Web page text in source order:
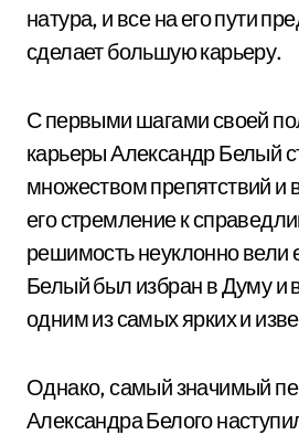
натура, и все на его пути
сделает большую карьеру.
С первыми шагами своей
карьеры Александр Белый
множеством препятствий и
его стремление к
решимость неуклонно вели
Белый был избран в Думу и
одним из самых ярких и
Однако, самый значимый
Александра Белого